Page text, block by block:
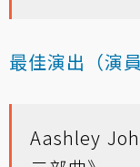
最佳演出（演員
Aashley